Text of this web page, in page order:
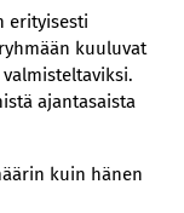
erityisesti
kuuluvat
ajantasaista
kuin hänen